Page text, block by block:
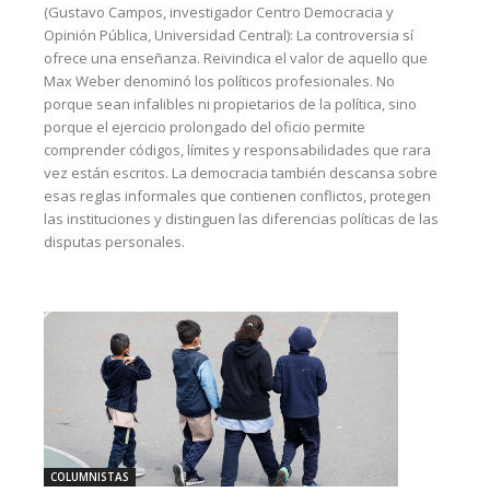
(Gustavo Campos, investigador Centro Democracia y
Opinión Pública, Universidad Central): La controversia sí
ofrece una enseñanza. Reivindica el valor de aquello que
Max Weber denominó los políticos profesionales. No
porque sean infalibles ni propietarios de la política, sino
porque el ejercicio prolongado del oficio permite
comprender códigos, límites y responsabilidades que rara
vez están escritos. La democracia también descansa sobre
esas reglas informales que contienen conflictos, protegen
las instituciones y distinguen las diferencias políticas de las
disputas personales.
COLUMNISTAS